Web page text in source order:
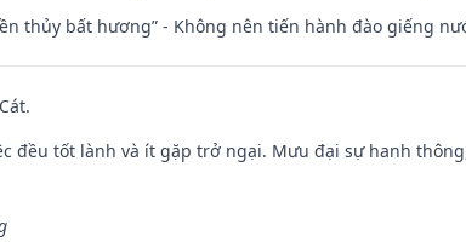
thủy bất hương” - Không nên tiến hành đào giếng
đều tốt lành và ít gặp trở ngại. Mưu đại sự hanh